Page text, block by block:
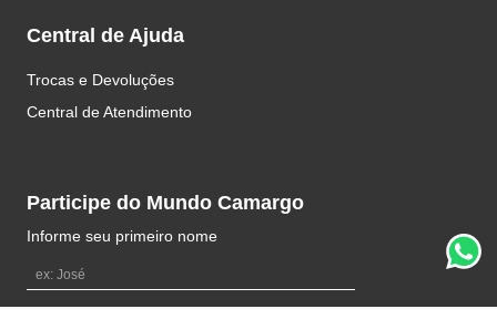
Central de Ajuda
Trocas e Devoluções
Central de Atendimento
Participe do Mundo Camargo
Informe seu primeiro nome